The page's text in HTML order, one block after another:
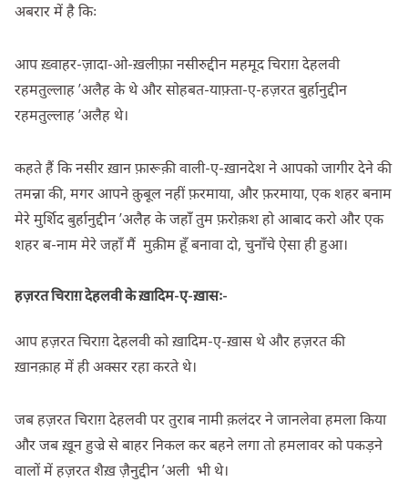
अबरार में है किः
आप ख़्वाहर-ज़ादा-ओ-ख़लीफ़ा नसीरुद्दीन महमूद चिराग़ देहलवी
रहमतुल्लाह ’अलैह के थे और सोहबत-याफ़्ता-ए-हज़रत बुर्हानुद्दीन
रहमतुल्लाह ’अलैह थे।
कहते हैं कि नसीर ख़ान फ़ारूक़ी वाली-ए-ख़ानदेश ने आपको जागीर देने की
तमन्ना की, मगर आपने क़ुबूल नहीं फ़रमाया, और फ़रमाया, एक शहर बनाम
मेरे मुर्शिद बुर्हानुद्दीन ’अलैह के जहाँ तुम फ़रोक़श हो आबाद करो और एक
शहर ब-नाम मेरे जहाँ मैं मुक़ीम हूँ बनावा दो, चुनाँचे ऐसा ही हुआ।
हज़रत चिराग़ देहलवी के ख़ादिम-ए-ख़ासः-
आप हज़रत चिराग़ देहलवी को ख़ादिम-ए-ख़ास थे और हज़रत की
ख़ानक़ाह में ही अक्सर रहा करते थे।
जब हज़रत चिराग़ देहलवी पर तुराब नामी क़लंदर ने जानलेवा हमला किया
और जब ख़ून हुज्रे से बाहर निकल कर बहने लगा तो हमलावर को पकड़ने
वालों में हज़रत शैख़ ज़ैनुद्दीन ’अली भी थे।